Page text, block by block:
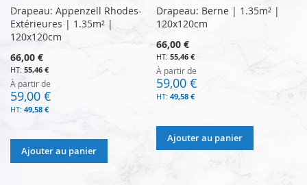
Drapeau: Appenzell Rhodes-
Extérieures | 1.35m² |
120x120cm
66,00 €
55,46 €
À partir de
59,00 €
49,58 €
Ajouter au panier
Drapeau: Berne | 1.35m² |
120x120cm
66,00 €
55,46 €
À partir de
59,00 €
49,58 €
Ajouter au panier